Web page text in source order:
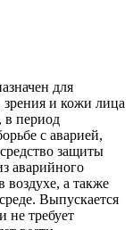
для
и кожи лица
в период
с аварией,
защиты
аварийного
а также
Выпускается
не требует